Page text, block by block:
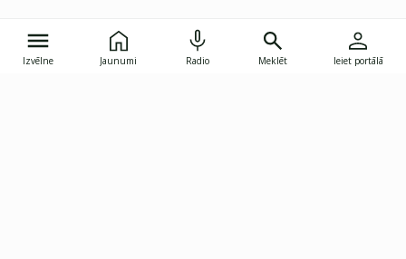
Izvēlne Jaunumi Radio Meklēt Ieiet portālā